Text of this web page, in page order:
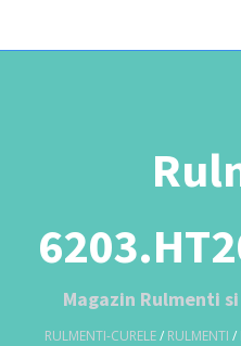
Magazin Rulmenti
RULMENTI-CURELE/ RULMENTI /